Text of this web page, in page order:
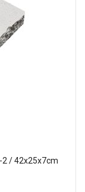
2 / 42x25x7cm